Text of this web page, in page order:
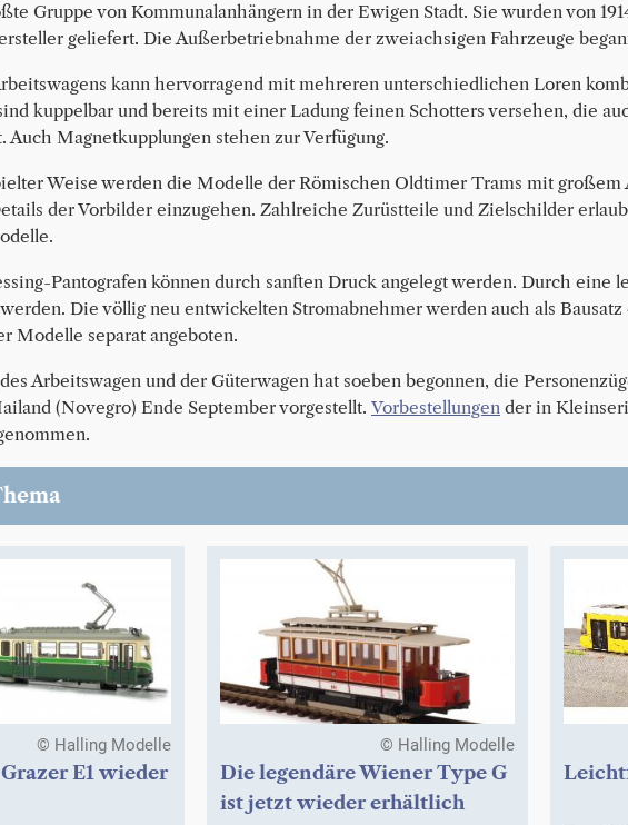
Gruppe von Kommunalanhängern in der Ewigen Stadt. Sie wurden von
geliefert. Die Außerbetriebnahme der zweiachsigen Fahrzeuge
kann hervorragend mit mehreren unterschiedlichen Loren
kuppelbar und bereits mit einer Ladung feinen Schotters versehen, die
Auch Magnetkupplungen stehen zur Verfügung.
Weise werden die Modelle der Römischen Oldtimer Trams mit großem
der Vorbilder einzugehen. Zahlreiche Zurüstteile und Zielschilder
Pantografen können durch sanften Druck angelegt werden. Durch eine
Die völlig neu entwickelten Stromabnehmer werden auch als
Modelle separat angeboten.
Arbeitswagen und der Güterwagen hat soeben begonnen, die
(Novegro) Ende September vorgestellt. Vorbestellungen der in
© Halling Modelle
E1 wieder
© Halling Modelle
Die legendäre Wiener Type G
ist jetzt wieder erhältlich